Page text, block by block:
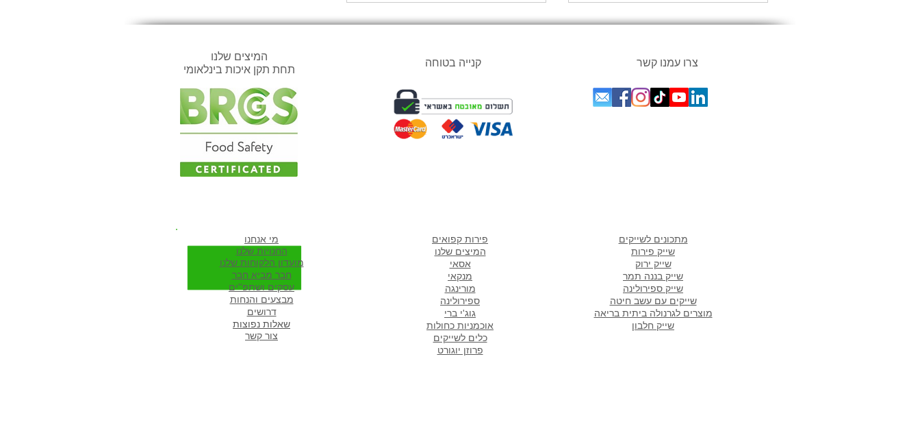
המיצים שלנו
תחת תקן איכות בינלאומי
קנייה בטוחה צרו עמנו קשר
פירות קפואים
המיצים שלנו
אסאי
מנקאי
מורינגה
ספירולינה
גוג'י ברי
אוכמניות כחולות
כלים לשייקים
פרוזן יוגורט
מי אנחנו
החנויות שלנו
מועדון הלקוחות שלנו
חבר מביא חבר
עסקים ושתפ''ים
מבצעים והנחות
דרושים
שאלות נפוצות
צור קשר
מתכונים לשייקים
שייק פירות
שייק ירוק
שייק בננה תמר
שייק ספירולינה
שייקים עם עשב חיטה
מוצרים לגרנולה ביתית בריאה
שייק חלבון